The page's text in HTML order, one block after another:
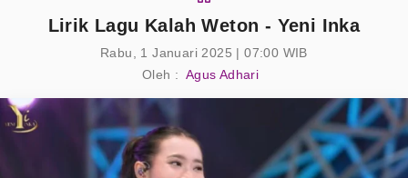
Lirik Lagu Kalah Weton - Yeni Inka
Rabu, 1 Januari 2025 | 07:00 WIB
Oleh : Agus Adhari